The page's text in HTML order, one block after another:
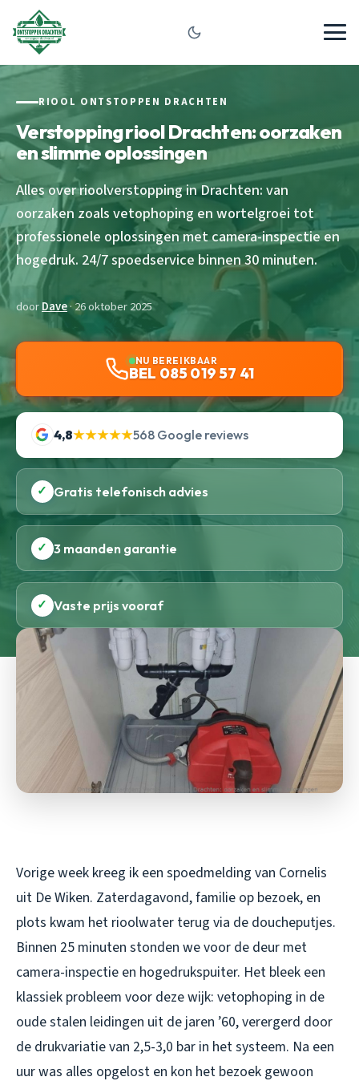
RIOOL ONTSTOPPEN DRACHTEN
Verstopping riool Drachten: oorzaken
en slimme oplossingen
Alles over rioolverstopping in Drachten: van
oorzaken zoals vetophoping en wortelgroei tot
professionele oplossingen met camera-inspectie en
hogedruk. 24/7 spoedservice binnen 30 minuten.
doorDave· 26 oktober 2025
NU BEREIKBAAR
BEL 085 019 57 41
4,8★★★★★568 Google reviews
✓ Gratis telefonisch advies
✓ 3 maanden garantie
✓ Vaste prijs vooraf
Vorige week kreeg ik een spoedmelding van Cornelis
uit De Wiken. Zaterdagavond, familie op bezoek, en
plots kwam het rioolwater terug via de doucheputjes.
Binnen 25 minuten stonden we voor de deur met
camera-inspectie en hogedrukspuiter. Het bleek een
klassiek probleem voor deze wijk: vetophoping in de
oude stalen leidingen uit de jaren ’60, verergerd door
de drukvariatie van 2,5-3,0 bar in het systeem. Na een
uur was alles opgelost en kon het bezoek gewoon